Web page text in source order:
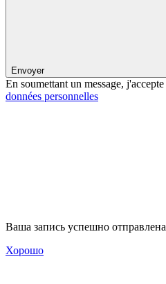
Envoyer
En soumettant un message, j'accepte
données personnelles
Ваша запись успешно отправлена
Хорошо